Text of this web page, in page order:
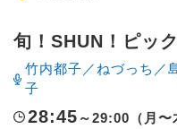
旬！SHUN！ピッ
竹内都子／ねづっち／
子
28:45 ～29:00（月〜